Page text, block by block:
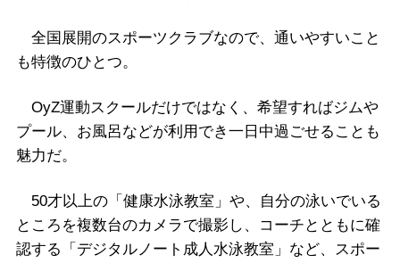
全国展開のスポーツクラブなので、通いやすいこと
も特徴のひとつ。
OyZ運動スクールだけではなく、希望すればジムや
プール、お風呂などが利用でき一日中過ごせることも
魅力だ。
50才以上の「健康水泳教室」や、自分の泳いでいる
ところを複数台のカメラで撮影し、コーチとともに確
認する「デジタルノート成人水泳教室」など、スポー